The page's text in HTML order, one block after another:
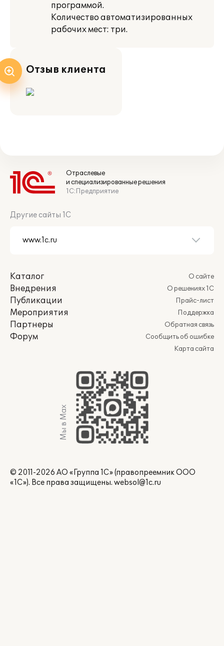
программой.
Количество автоматизированных
рабочих мест: три.
Отзыв клиента
Отраслевые
и специализированные решения
1С:Предприятие
Другие сайты 1С
Каталог
Внедрения
Публикации
Мероприятия
Партнеры
Форум
О сайте
О решениях 1С
Прайс-лист
Поддержка
Обратная связь
Сообщить об ошибке
Карта сайта
Мы в Max
© 2011-2026 АО «Группа 1С» (правопреемник ООО
«1С»). Все права защищены. websol@1c.ru